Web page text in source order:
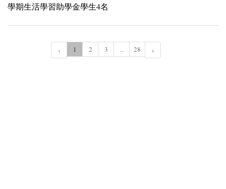
學期生活學習助學金學生4名
‹ 1 2 3 ... 28 ›